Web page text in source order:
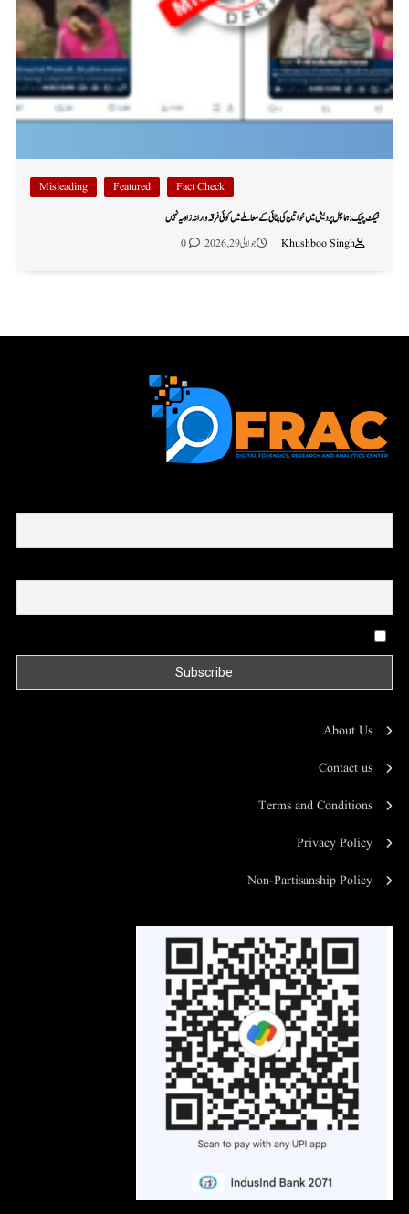
Fact Check
Featured
Misleading
فیکٹ چیک: ہماچل پردیش میں خواتین کی پٹائی کے معاملے میں کوئی فرقہ وارانہ زاویہ نہیں
Khushboo Singh
جولائی 29, 2026 0
About Us
Contact us
Terms and Conditions
Privacy Policy
Non-Partisanship Policy